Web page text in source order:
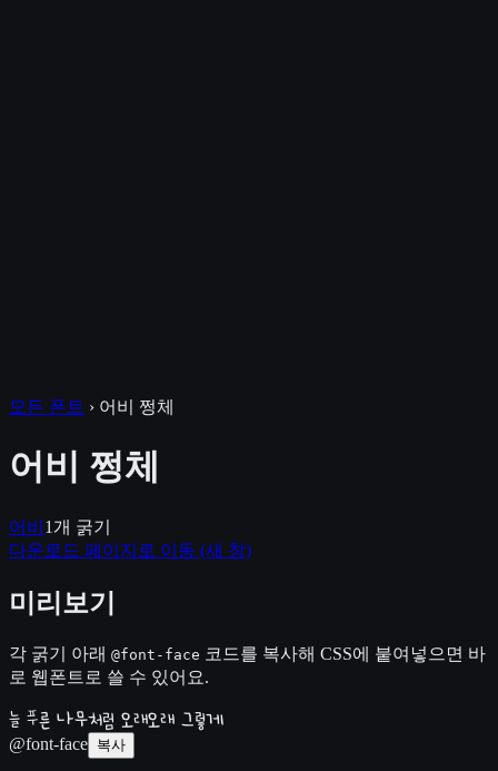
모든 폰트 › 어비 쩡체
어비 쩡체
어비 1 개 굵기
다운로드 페이지로 이동 (새 창)
미리보기
각 굵기 아래 @font-face 코드를 복사해 CSS에 붙여넣으면 바
로 웹폰트로 쓸 수 있어요.
늘 푸른 나무처럼 오래오래 그렇게
@font-face 복사